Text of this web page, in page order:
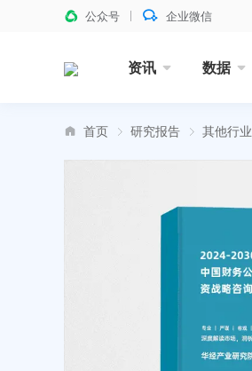
公众号 企业微信
资讯 数据
首页 研究报告 其他行业